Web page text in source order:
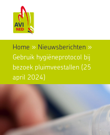
Home » Nieuwsberichten »
Gebruik hygiëneprotocol bij
bezoek pluimveestallen (25
april 2024)